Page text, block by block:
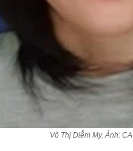
Võ Thị Diễm My. Ảnh: CA